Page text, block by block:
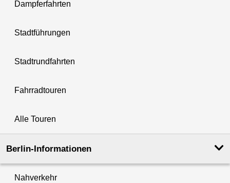
Dampferfahrten
Stadtführungen
Stadtrundfahrten
Fahrradtouren
Alle Touren
Berlin-Informationen
Nahverkehr